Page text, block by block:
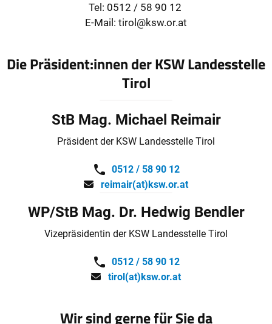
Tel: 0512 / 58 90 12
E-Mail: tirol@ksw.or.at
Die Präsident:innen der KSW Landesstelle
Tirol
StB Mag. Michael Reimair
Präsident der KSW Landesstelle Tirol
0512 / 58 90 12
reimair(at)ksw.or.at
WP/StB Mag. Dr. Hedwig Bendler
Vizepräsidentin der KSW Landesstelle Tirol
0512 / 58 90 12
tirol(at)ksw.or.at
Wir sind gerne für Sie da